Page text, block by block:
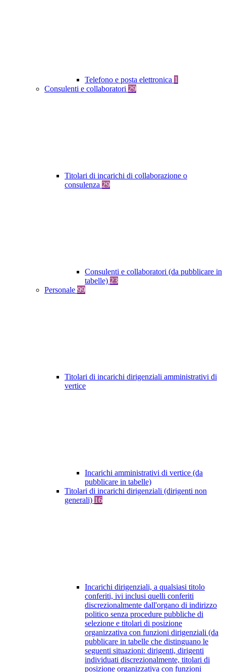
Telefono e posta elettronica 1
Consulenti e collaboratori 29
Titolari di incarichi di collaborazione o
consulenza 29
Consulenti e collaboratori (da pubblicare in
tabelle) 23
Personale 99
Titolari di incarichi dirigenziali amministrativi di
vertice
Incarichi amministrativi di vertice (da
pubblicare in tabelle)
Titolari di incarichi dirigenziali (dirigenti non
generali) 16
Incarichi dirigenziali, a qualsiasi titolo
conferiti, ivi inclusi quelli conferiti
discrezionalmente dall'organo di indirizzo
politico senza procedure pubbliche di
selezione e titolari di posizione
organizzativa con funzioni dirigenziali (da
pubblicare in tabelle che distinguano le
seguenti situazioni: dirigenti, dirigenti
individuati discrezionalmente, titolari di
posizione organizzativa con funzioni